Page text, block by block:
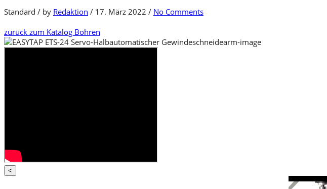
Standard / by Redaktion / 17. März 2022 / No Comments
zurück zum Katalog Bohren
<